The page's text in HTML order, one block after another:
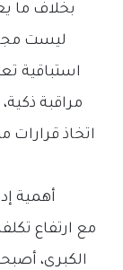
بخلاف ما
ليست
استباقية
مراقبة
اتخاذ قرارات
أهمية
مع ارتفاع
الكبرى،